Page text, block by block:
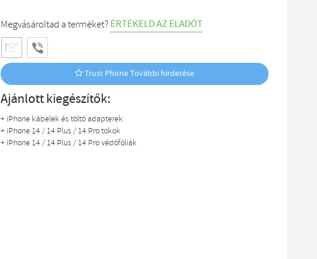
Megvásároltad a terméket? ÉRTÉKELD AZ ELADÓT
Trust Phone További hirdetése
Ajánlott kiegészítők:
+ iPhone kábelek és töltő adapterek
+ iPhone 14 / 14 Plus / 14 Pro tokok
+ iPhone 14 / 14 Plus / 14 Pro védőfóliák